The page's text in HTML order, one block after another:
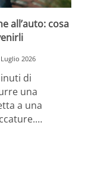
all’auto: cosa
2026
di
una
a una